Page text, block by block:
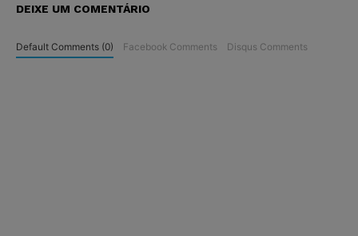
DEIXE UM COMENTÁRIO
Default Comments (0) Facebook Comments Disqus Comments